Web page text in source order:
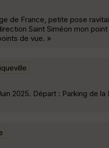
de France, petite pose
Saint Siméon mon
de vue. »
2025. Départ : Parking de la